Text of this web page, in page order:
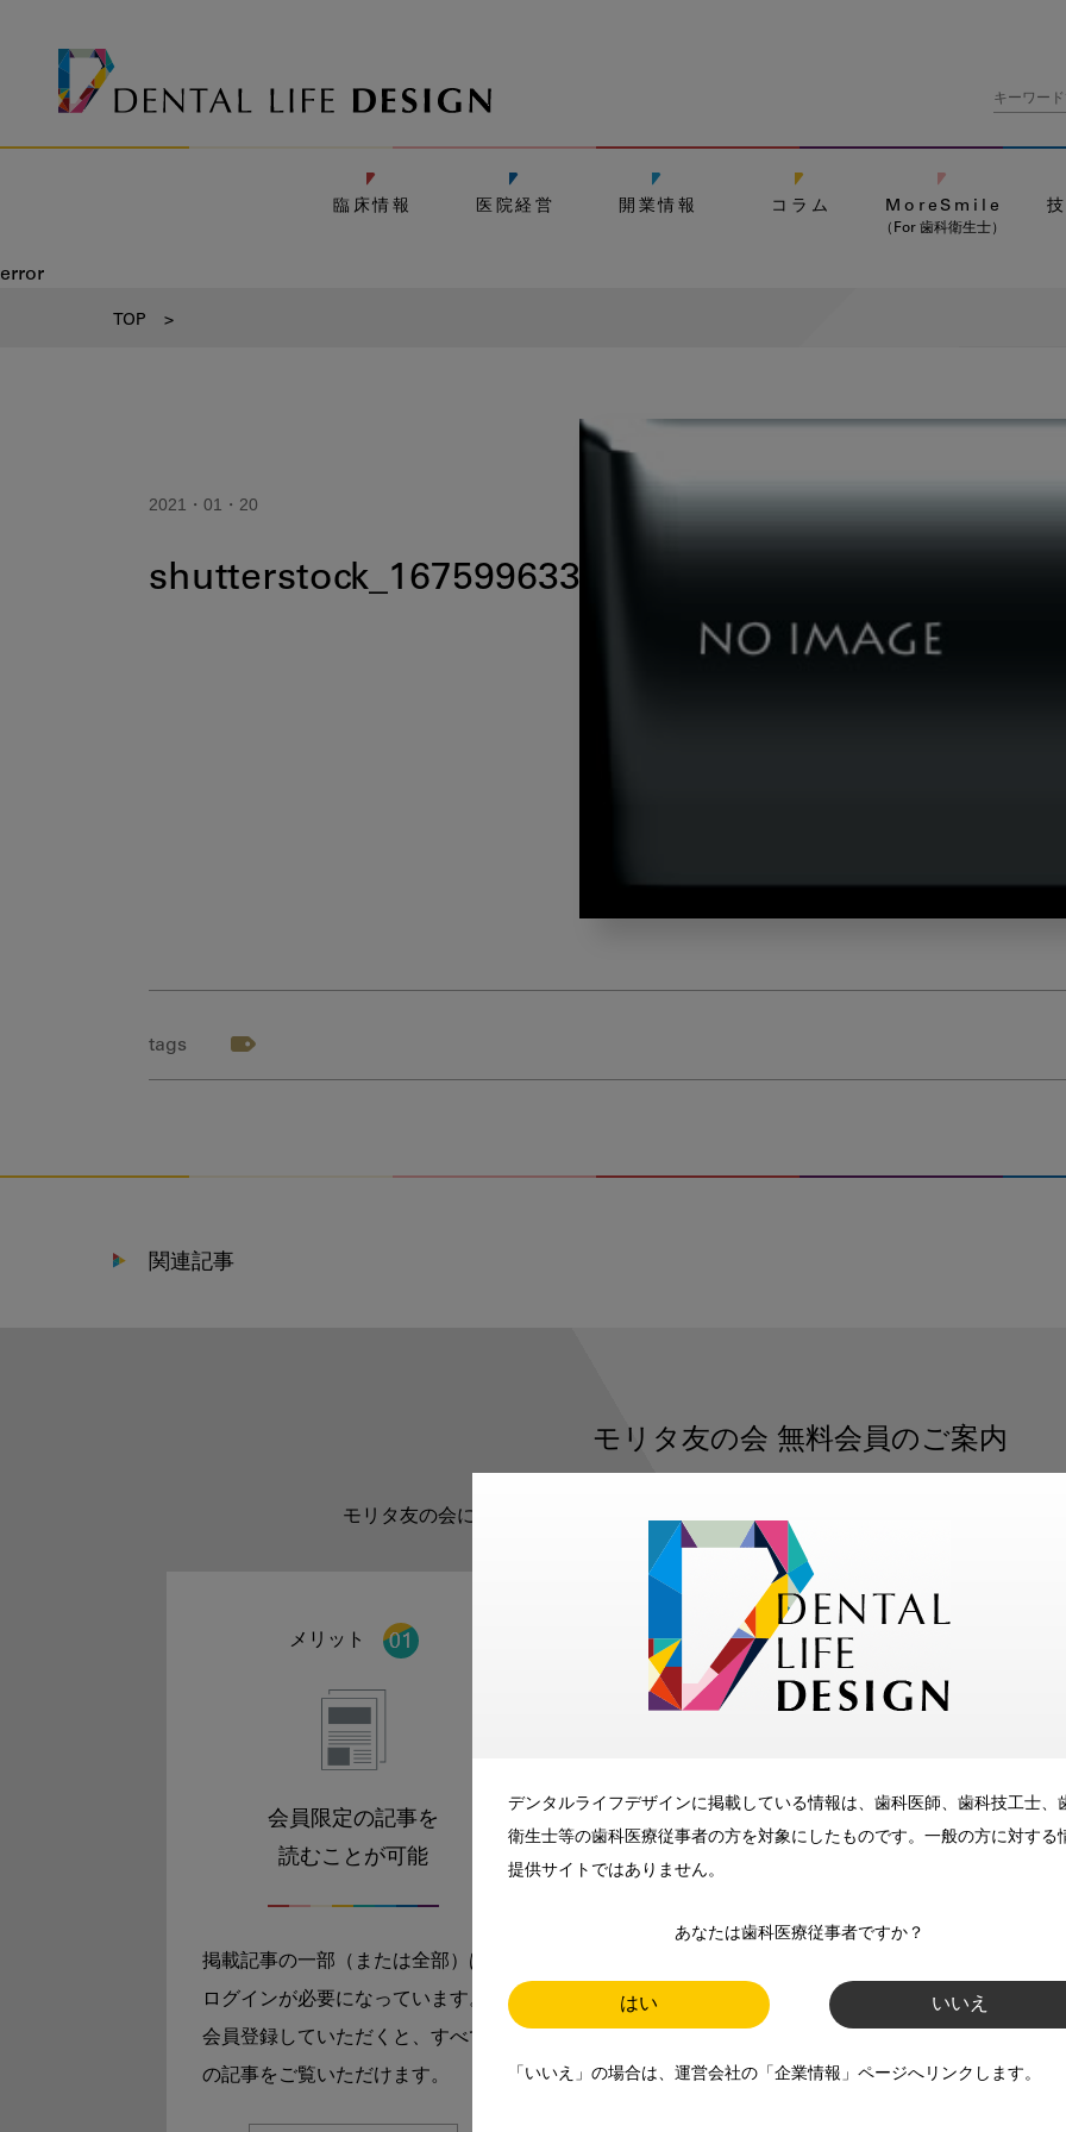
デンタルライフデザインに掲載している情報は、歯科医師、歯科技工士、
衛生士等の歯科医療従事者の方を対象にしたものです。一般の方に対する
提供サイトではありません。
あなたは歯科医療従事者ですか？
はい いいえ
「いいえ」の場合は、運営会社の「企業情報」ページへリンクします。
臨床情報 医院経営 開業情報 コラム MoreSmile
（For 歯科衛生士）
error
TOP >
2021・01・20
shutterstock_1675996330
tags
関連記事
モリタ友の会 無料会員のご案内
モリタ友の会に登録いただくと、デンタルライフデザインをもっと便利にご利用い
メリット
会員限定の記事を
読むことが可能
掲載記事の一部（または全部）は
ログインが必要になっています。
会員登録していただくと、すべて
の記事をご覧いただけます。
メリット
メールマガジンでお届け
師、歯科衛生士、歯科技工士）に
お届けします。